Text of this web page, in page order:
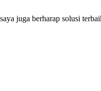
juga berharap solusi